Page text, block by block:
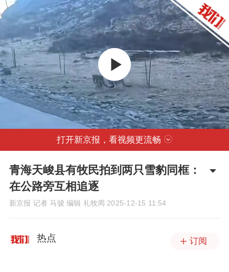
打开新京报，看视频更流畅
青海天峻县有牧民拍到两只雪豹同框：
在公路旁互相追逐
新京报 记者 马骏 编辑 礼牧周 2025-12-15 11:54
热点 订阅